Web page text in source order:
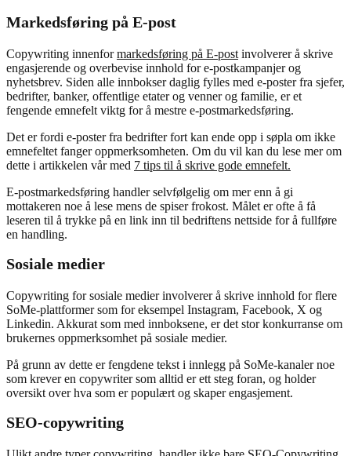
Markedsføring på E-post
Copywriting innenformarkedsføring på E-post involverer å skrive
engasjerende og overbevise innhold for e-postkampanjer og
nyhetsbrev. Siden alle innbokser daglig fylles med e-poster fra sjefer,
bedrifter, banker, offentlige etater og venner og familie, er et
fengende emnefelt viktg for å mestre e-postmarkedsføring.
Det er fordi e-poster fra bedrifter fort kan ende opp i søpla om ikke
emnefeltet fanger oppmerksomheten. Om du vil kan du lese mer om
dette i artikkelen vår med 7 tips til å skrive gode emnefelt.
E-postmarkedsføring handler selvfølgelig om mer enn å gi
mottakeren noe å lese mens de spiser frokost. Målet er ofte å få
leseren til å trykke på en link inn til bedriftens nettside for å fullføre
en handling.
Sosiale medier
Copywriting for sosiale medier involverer å skrive innhold for flere
SoMe-plattformer som for eksempel Instagram, Facebook, X og
Linkedin. Akkurat som med innboksene, er det stor konkurranse om
brukernes oppmerksomhet på sosiale medier.
På grunn av dette er fengdene tekst i innlegg på SoMe-kanaler noe
som krever en copywriter som alltid er ett steg foran, og holder
oversikt over hva som er populært og skaper engasjement.
SEO-copywriting